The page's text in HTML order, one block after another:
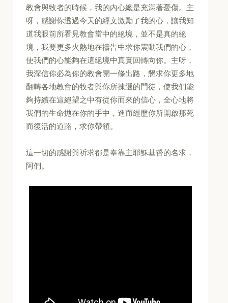
教會與牧者的時候，我的內心總是充滿著憂傷。主
呀，感謝你透過今天的經文激勵了我的心，讓我知
道我眼前所看見教會當中的絕境，並不是真的絕
境，我要更多火熱地在禱告中求你震動我們的心，
使我們的心能夠在這絕境中真實回轉向你。主呀，
我深信你必為你的教會開一條出路，懇求你更多地
翻轉各地教會的牧者與你所揀選的門徒，使我們能
夠持續在這絕望之中有從你而來的信心，全心地將
我們的生命拋在你的手中，進而經歷你所開啟那死
而復活的道路，求你帶領。
這一切的感謝與祈求都是奉靠主耶穌基督的名求，
阿們。